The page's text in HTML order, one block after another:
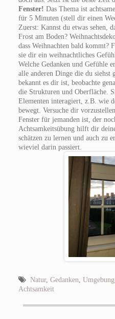
Fenster! Das Thema ist
für 5 Minuten (stell dir einen
Zuerst: Kannst du etwas sehen,
Frost am Boden?
dass Weihnachten bald kommt?
sie dir ein weihnachtliches
Welche Gedanken und Gefühle
alle anderen Dinge die du siehst
bekannt es dir ist, beobachte
die Strukturen und Oberfläche.
Elementen interagiert, z.B. wie
bewegt. Versuche dir
Fenster für jemanden ist, der
Achtsamkeitsübung hilft dir
schätzen zu lernen und auch zu
wieviel darin passiert.
Natur, Gedanken, Umgebung
Achtsamkeit